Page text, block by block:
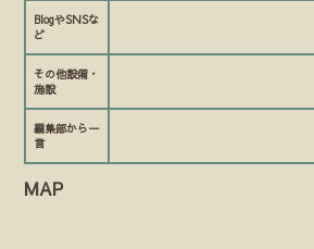
BlogやSNSな
ど
その他設備・
施設
編集部から一
言
MAP